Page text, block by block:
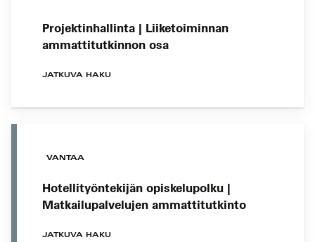
Projektinhallinta | Liiketoiminnan
ammattitutkinnon osa
JATKUVA HAKU
VANTAA
Hotellityöntekijän opiskelupolku |
Matkailupalvelujen ammattitutkinto
JATKUVA HAKU